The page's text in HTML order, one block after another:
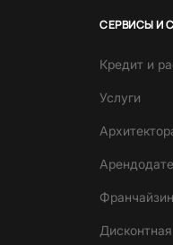
СЕРВИСЫ И
Кредит и
Услуги